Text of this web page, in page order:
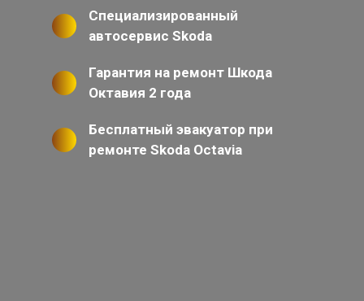
Специализированный
автосервис Skoda
Гарантия на ремонт Шкода
Октавия 2 года
Бесплатный эвакуатор при
ремонте Skoda Octavia